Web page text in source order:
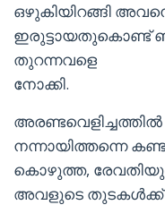
ഒഴുകിയിറങ്ങി
ഇരുട്ടായതുകൊണ്ട്
തുറന്നവളെ
നോക്കി.
നന്നായിത്തന്നെ
കൊഴുത്ത,
അവളുടെ തുടകള്‍ക്ക്